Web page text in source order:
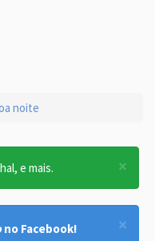
noite
×
e mais.
×
no Facebook!